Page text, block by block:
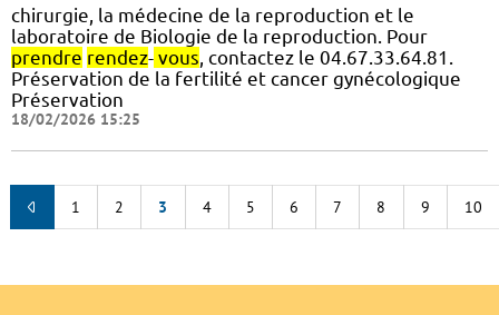
chirurgie, la médecine de la reproduction et le
laboratoire de Biologie de la reproduction. Pour
prendre rendez- vous, contactez le 04.67.33.64.81.
Préservation de la fertilité et cancer gynécologique
Préservation
18/02/2026 15:25
1 2 3 4 5 6 7 8 9 10